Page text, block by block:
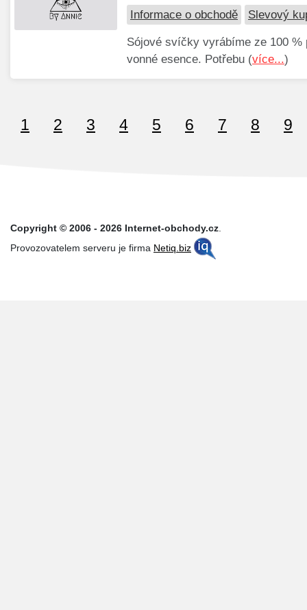
Informace o obchodě Slevový
Sójové svíčky vyrábíme ze 100
vonné esence. Potřebu (více...)
1 2 3 4 5 6 7 8 9
Copyright © 2006 - 2026 Internet-obchody.cz.
Provozovatelem serveru je firma Netiq.biz